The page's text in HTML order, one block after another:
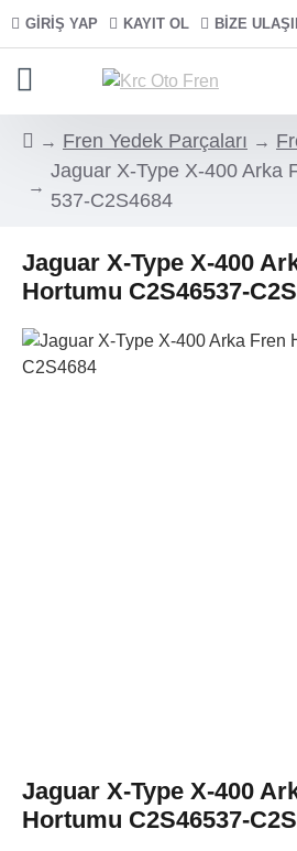
GIRIŞ YAP KAYIT OL BIZE
Fren Yedek Parçaları
Jaguar X-Type X-400 Arka
537-C2S4684
Jaguar X-Type X-400
Hortumu C2S46537-
Jaguar X-Type X-400
Hortumu C2S46537-